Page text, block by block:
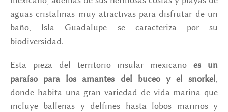
aguas cristalinas muy atractivas para disfrutar de un
baño, Isla Guadalupe se caracteriza por su
biodiversidad.
Esta pieza del territorio insular mexicano es un
paraíso para los amantes del buceo y el snorkel ,
donde habita una gran variedad de vida marina que
incluye ballenas y delfines hasta lobos marinos y